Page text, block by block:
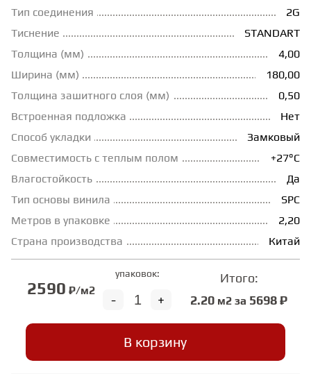
ТЕПЛЫЙ ПОЛ
ТЕРМОПАРКЕТ
ИСКУССТВЕННАЯ ТРАВА
ИНЖЕНЕРНЫЙ МОДУЛЬ
Тип соединения
2G
Тиснение
STANDART
Толщина (мм)
4,00
Ширина (мм)
180,00
Толщина зашитного слоя (мм)
0,50
Встроенная подложка
Нет
Способ укладки
Замковый
Совместимость с теплым полом
+27°С
Влагостойкость
Да
Тип основы винила
SPC
Метров в упаковке
2,20
Страна производства
Китай
2590 ₽/м2
упаковок:
+
-
Итого:
2.20 м2 за 5698 ₽
В корзину